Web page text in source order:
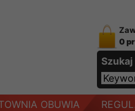
0
Szukaj
OBUWIA